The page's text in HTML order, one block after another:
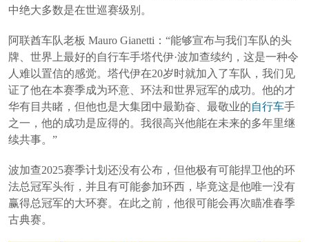
中绝大多数是在世巡赛级别。
阿联酋车队老板 Mauro Gianetti：“能够宣布与我们车队的头
牌、世界上最好的自行车手塔代伊·波加查续约，这是一种令
人难以置信的感觉。塔代伊在20岁时就加入了车队，我们见
证了他在本赛季成为环意、环法和世界冠军的成功。他的才
华有目共睹，但他也是大集团中最勤奋、最敬业的自行车手
之一，他的成功是应得的。我很高兴他能在未来的多年里继
续共事。”
波加查2025赛季计划还没有公布，但他极有可能捍卫他的环
法总冠军头衔，并且有可能参加环西，毕竟这是他唯一没有
赢得总冠军的大环赛。在此之前，他很可能会再次瞄准春季
古典赛。